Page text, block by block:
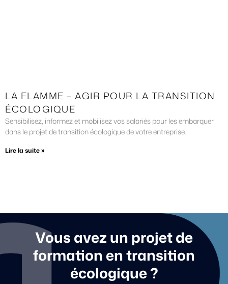
LA FLAMME – AGIR POUR LA TRANSITION
ÉCOLOGIQUE
Sensibilisez, informez et mobilisez vos salariés pour les embarquer
dans le projet de transition écologique de votre entreprise.
Lire la suite »
Vous avez un projet de
formation en transition
écologique ?